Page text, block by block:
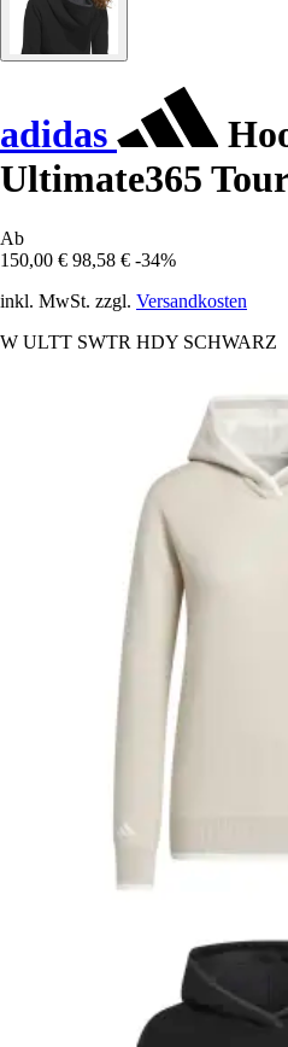
adidas
Ultimate365
Ab
150,00 € 98,58 € -34%
inkl. MwSt. zzgl. Versandkosten
W ULTT SWTR HDY SCHWARZ